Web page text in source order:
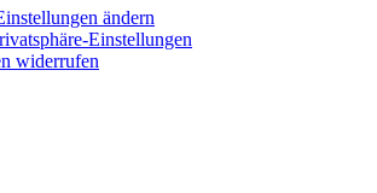
ändern
Einstellungen
widerrufen